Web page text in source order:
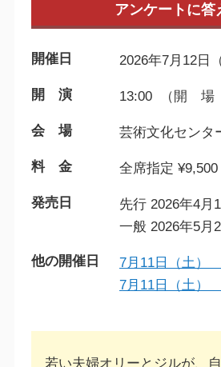
アンケートに答
開催日 2026年7月12日
開 演 13:00 （開 場
会 場 芸術文化セン
料 金 全席指定 ¥9,500
発売日
先行 2026年4
一般 2026年5
他の開催日
7月11日（土）
7月11日（土）
若い夫婦オリーとジルが、